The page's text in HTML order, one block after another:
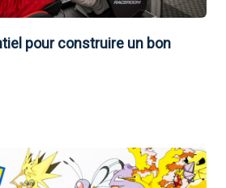
pour construire un bon